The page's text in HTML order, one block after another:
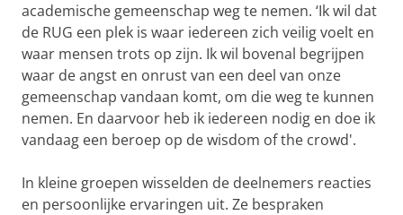
academische gemeenschap weg te nemen. ‘Ik wil dat
de RUG een plek is waar iedereen zich veilig voelt en
waar mensen trots op zijn. Ik wil bovenal begrijpen
waar de angst en onrust van een deel van onze
gemeenschap vandaan komt, om die weg te kunnen
nemen. En daarvoor heb ik iedereen nodig en doe ik
vandaag een beroep op de wisdom of the crowd'.
In kleine groepen wisselden de deelnemers reacties
en persoonlijke ervaringen uit. Ze bespraken